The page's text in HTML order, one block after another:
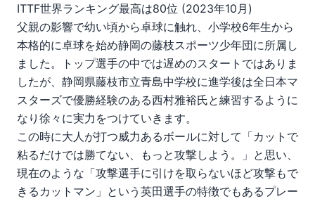
ITTF世界ランキング最高は80位 (2023年10月)
父親の影響で幼い頃から卓球に触れ、小学校6年生から
本格的に卓球を始め静岡の藤枝スポーツ少年団に所属し
ました。トップ選手の中では遅めのスタートではありま
したが、静岡県藤枝市立青島中学校に進学後は全日本マ
スターズで優勝経験のある西村雅裕氏と練習するように
なり徐々に実力をつけていきます。
この時に大人が打つ威力あるボールに対して「カットで
粘るだけでは勝てない、もっと攻撃しよう。」と思い、
現在のような「攻撃選手に引けを取らないほど攻撃もで
きるカットマン」という英田選手の特徴でもあるプレー